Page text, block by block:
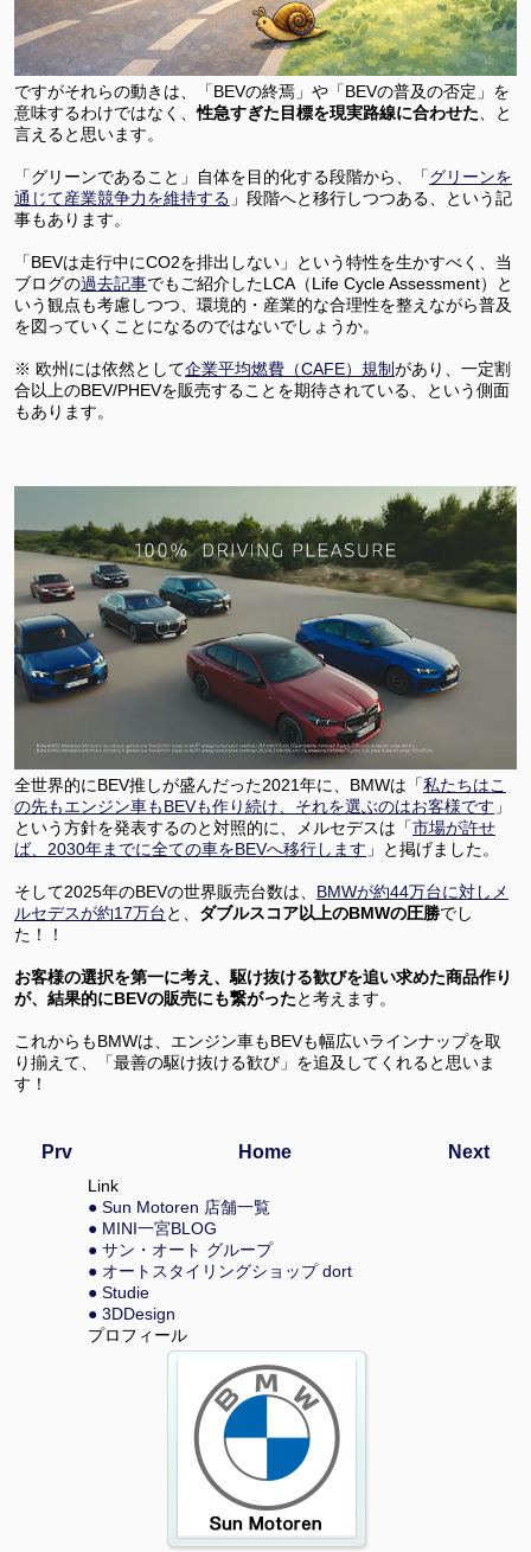
ですがそれらの動きは、「BEVの終焉」や「BEVの普及の否定」を
意味するわけではなく、性急すぎた目標を現実路線に合わせた、と
言えると思います。
「グリーンであること」自体を目的化する段階から、「グリーンを
通じて産業競争力を維持する 」段階へと移行しつつある、という記
事もあります。
「BEVは走行中にCO2を排出しない」という特性を生かすべく、当
ブログの過去記事でもご紹介したLCA（Life Cycle Assessment）と
いう観点も考慮しつつ、環境的・産業的な合理性を整えながら普及
を図っていくことになるのではないでしょうか。
※ 欧州には依然として企業平均燃費（CAFE）規制があり、一定割
合以上のBEV/PHEVを販売することを期待されている、という側面
もあります。
全世界的にBEV推しが盛んだった2021年に、BMWは「私たちはこ
の先もエンジン車もBEVも作り続け、それを選ぶのはお客様です 」
という方針を発表するのと対照的に、メルセデスは「市場が許せ
ば、2030年までに全ての車をBEVへ移行します 」と掲げました。
そして2025年のBEVの世界販売台数は、 BMWが約44万台に対しメ
ルセデスが約17万台と、 ダブルスコア以上のBMWの圧勝でし
た！！
お客様の選択を第一に考え、駆け抜ける歓びを追い求めた商品作り
が、結果的にBEVの販売にも繋がったと考えます。
これからもBMWは、エンジン車もBEVも幅広いラインナップを取
り揃えて、「最善の駆け抜ける歓び」を追及してくれると思いま
す！
Prv Next
Home
Link
● Sun Motoren 店舗一覧
● MINI一宮BLOG
● サン・オート グループ
● オートスタイリングショップ dort
● Studie
● 3DDesign
プロフィール